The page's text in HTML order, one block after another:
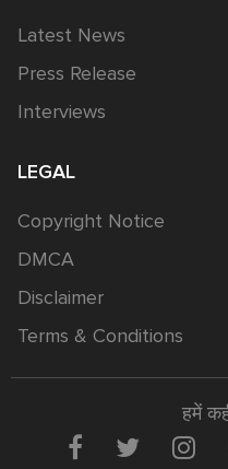
Latest News
Press Release
Interviews
LEGAL
Copyright Notice
DMCA
Disclaimer
Terms & Conditions
हमें